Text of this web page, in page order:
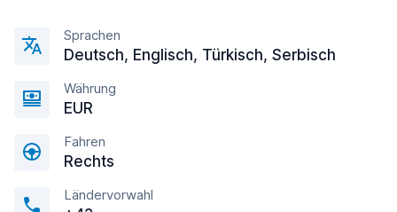
Sprachen
Deutsch, Englisсh, Türkisch, Serbisch
Währung
EUR
Fahren
Rechts
Ländervorwahl